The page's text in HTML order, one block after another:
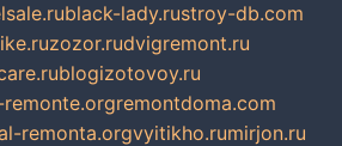
black-lady.rustroy-db.com
zozor.rudvigremont.ru
blogizotovoy.ru
remontdoma.com
remonta.orgvyitikho.rumirjon.ru